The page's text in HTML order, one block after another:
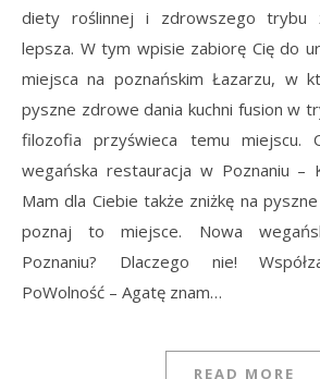
diety roślinnej i zdrowszego trybu
lepsza. W tym wpisie zabiorę Cię do
miejsca na poznańskim Łazarzu, w
pyszne zdrowe dania kuchni fusion w
filozofia przyświeca temu miejscu.
wegańska restauracja w Poznaniu –
Mam dla Ciebie także zniżkę na
poznaj to miejsce. Nowa
Poznaniu? Dlaczego nie!
PoWolność – Agatę znam…
READ MORE